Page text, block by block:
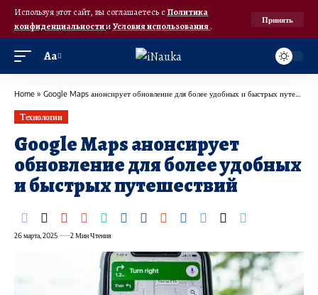
Используя этот сайт, вы соглашаетесь с Политика
конфиденциальностииУсловия использования.
Принять
Аа
Home » Google Maps анонсирует обновление для более удобных и быстрых путешествий
Технологии
Google Maps анонсирует
обновление для более удобных
и быстрых путешествий
26 марта, 2025 2 Мин Чтения